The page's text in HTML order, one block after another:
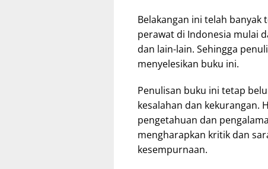
Belakangan ini telah
perawat di Indonesia mulai
dan lain-lain. Sehingga
menyelesikan buku ini.
Penulisan buku ini tetap
kesalahan dan kekurangan.
pengetahuan dan
mengharapkan kritik dan
kesempurnaan.